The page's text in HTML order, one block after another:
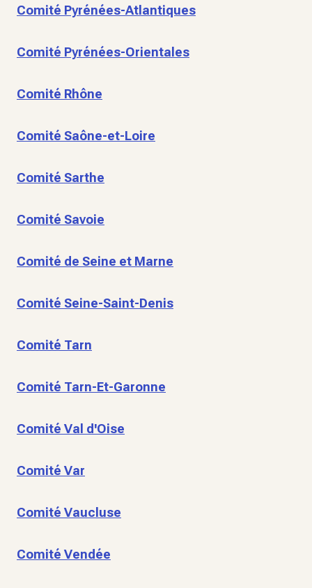
Comité Pyrénées-Atlantiques
Comité Pyrénées-Orientales
Comité Rhône
Comité Saône-et-Loire
Comité Sarthe
Comité Savoie
Comité de Seine et Marne
Comité Seine-Saint-Denis
Comité Tarn
Comité Tarn-Et-Garonne
Comité Val d'Oise
Comité Var
Comité Vaucluse
Comité Vendée